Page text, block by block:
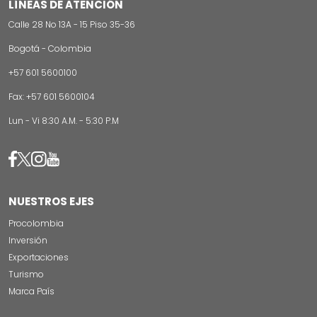
LÍNEAS DE ATENCIÓN
Calle 28 No 13A - 15 Piso 35-36
Bogotá - Colombia
+57 601 5600100
Fax: +57 601 5600104
Lun - Vi 8:30 A.M. - 5:30 P.M
Image
Image
ImageImage
NUESTROS EJES
Procolombia
Inversión
Exportaciones
Turismo
Marca País